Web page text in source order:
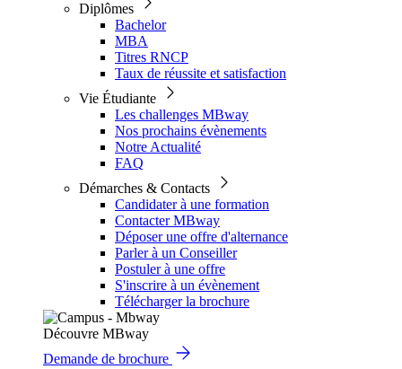
Diplômes
Bachelor
MBA
Titres RNCP
Taux de réussite et satisfaction
Vie Étudiante
Les challenges MBway
Nos prochains évènements
Notre Actualité
FAQ
Démarches & Contacts
Candidater à une formation
Contacter MBway
Déposer une offre d'alternance
Parler à un Conseiller
Postuler à une offre
S'inscrire à un évènement
Télécharger la brochure
Découvre MBway
Demande de brochure